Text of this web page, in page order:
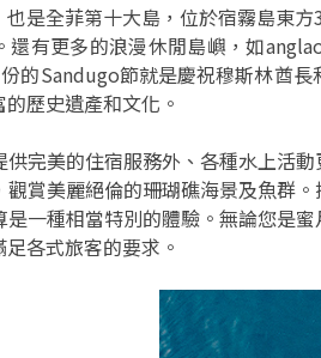
也是全菲第十大島，位於宿霧島東
有更多的浪漫休閒島嶼，如
的Sandugo節就是慶祝穆斯林酋
歷史遺產和文化。
完美的住宿服務外、各種水上活
賞美麗絕倫的珊瑚礁海景及魚群
一種相當特別的體驗。無論您是
各式旅客的要求。